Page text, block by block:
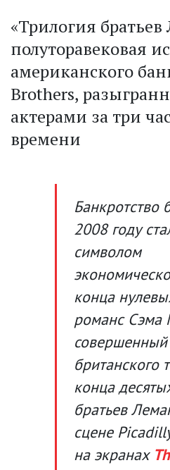
«Трилогия
полуторавековая
американского
Brothers,
актерами за три
времени
Банкротство
2008 году
символом
конца
романс Сэма
британского
конца
братьев
сцене
на экранах